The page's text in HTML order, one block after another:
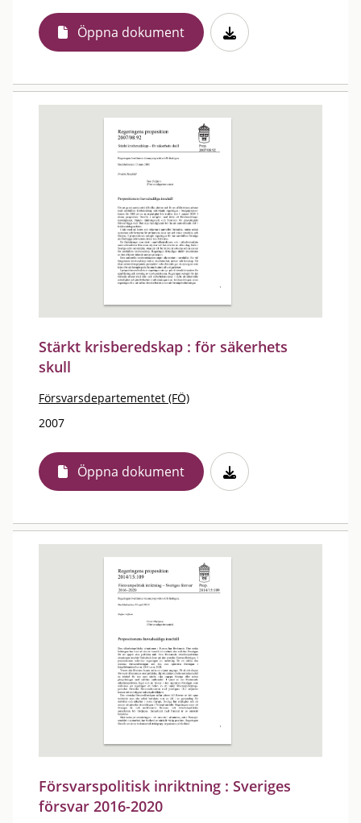
Öppna dokument
Stärkt krisberedskap : för säkerhets
skull
Försvarsdepartementet (FÖ)
2007
Öppna dokument
Försvarspolitisk inriktning : Sveriges
försvar 2016-2020